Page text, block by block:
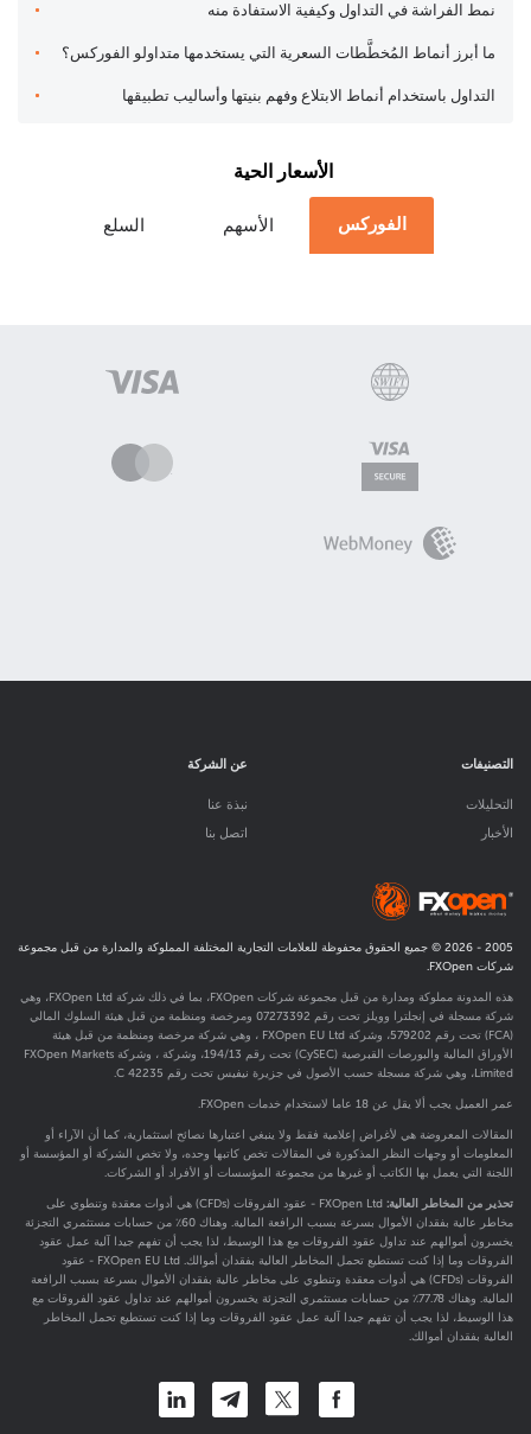
نمط الفراشة في التداول وكيفية الاستفادة منه
ما أبرز أنماط المُخطَّطات السعرية التي يستخدمها متداولو الفوركس؟
التداول باستخدام أنماط الابتلاع وفهم بنيتها وأساليب تطبيقها
الأسعار الحية
الفوركس الأسهم السلع
التصنيفات
التحليلات
الأخبار
عن الشركة
نبذة عنا
اتصل بنا
2005 -
2026 © جميع الحقوق محفوظة للعلامات التجارية المختلفة المملوكة والمدارة من قبل مجموعة
شركات FXOpen.
هذه المدونة مملوكة ومدارة من قبل مجموعة شركات FXOpen، بما في ذلك شركة FXOpen Ltd، وهي
شركة مسجلة في إنجلترا وويلز تحت رقم 07273392 ومرخصة ومنظمة من قبل هيئة السلوك المالي
(FCA) تحت رقم
579202
، وشركة FXOpen EU Ltd ، وهي شركة مرخصة ومنظمة من قبل هيئة
الأوراق المالية والبورصات القبرصية (CySEC) تحت رقم 194/13، وشركة ، وشركة FXOpen Markets
Limited، وهي شركة مسجلة حسب الأصول في جزيرة نيفيس تحت رقم C 42235.
عمر العميل يجب ألا يقل عن 18 عاما لاستخدام خدمات FXOpen.
المقالات المعروضة هي لأغراض إعلامية فقط ولا ينبغي اعتبارها نصائح استثمارية، كما أن الآراء أو
المعلومات أو وجهات النظر المذكورة في المقالات تخص كاتبها وحده، ولا تخص الشركة أو المؤسسة أو
اللجنة التي يعمل بها الكاتب أو غيرها من مجموعة المؤسسات أو الأفراد أو الشركات.
تحذير من المخاطر العالية:
FXOpen Ltd - عقود الفروقات (CFDs) هي أدوات معقدة وتنطوي على
مخاطر عالية بفقدان الأموال بسرعة بسبب الرافعة المالية. وهناك 60٪ من حسابات مستثمري التجزئة
يخسرون أموالهم عند تداول عقود الفروقات مع هذا الوسيط، لذا يجب أن تفهم جيدا آلية عمل عقود
الفروقات وما إذا كنت تستطيع تحمل المخاطر العالية بفقدان أموالك. FXOpen EU Ltd - عقود
الفروقات (CFDs) هي أدوات معقدة وتنطوي على مخاطر عالية بفقدان الأموال بسرعة بسبب الرافعة
المالية. وهناك 77.78٪ من حسابات مستثمري التجزئة يخسرون أموالهم عند تداول عقود الفروقات مع
هذا الوسيط، لذا يجب أن تفهم جيدا آلية عمل عقود الفروقات وما إذا كنت تستطيع تحمل المخاطر
العالية بفقدان أموالك.